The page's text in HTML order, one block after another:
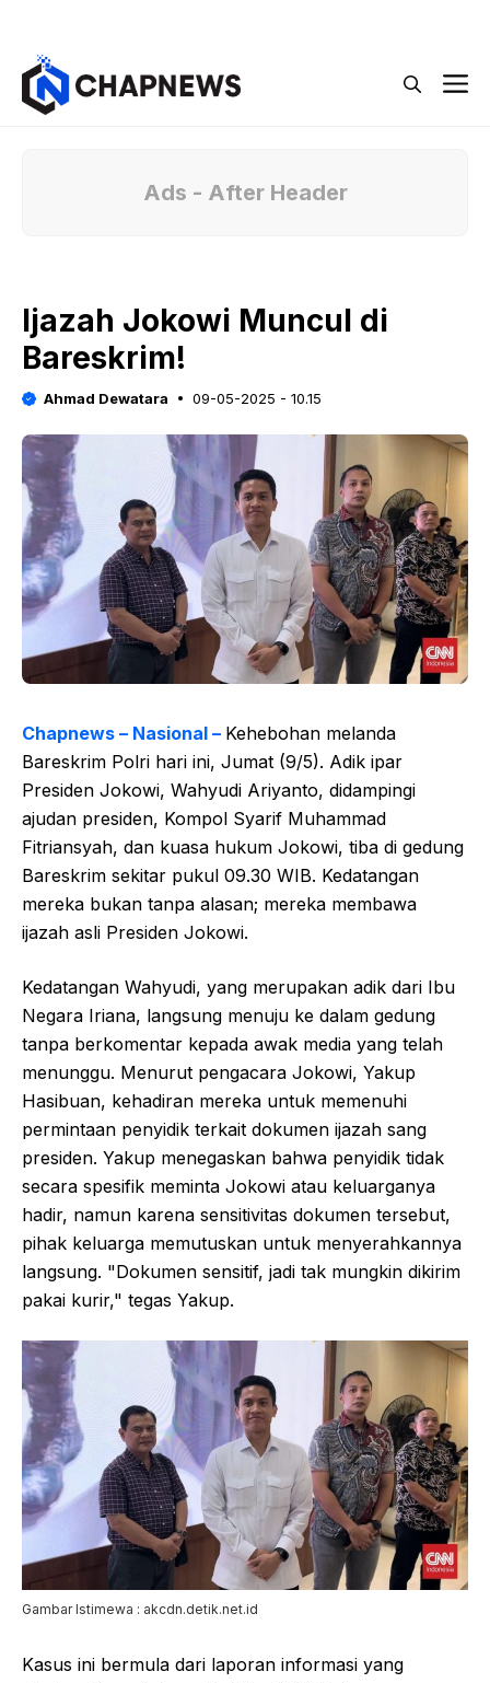
Ads - After Header
Ijazah Jokowi Muncul di
Bareskrim!
Ahmad Dewatara 09-05-2025 - 10.15
Chapnews – Nasional – Kehebohan melanda
Bareskrim Polri hari ini, Jumat (9/5). Adik ipar
Presiden Jokowi, Wahyudi Ariyanto, didampingi
ajudan presiden, Kompol Syarif Muhammad
Fitriansyah, dan kuasa hukum Jokowi, tiba di gedung
Bareskrim sekitar pukul 09.30 WIB. Kedatangan
mereka bukan tanpa alasan; mereka membawa
ijazah asli Presiden Jokowi.
Kedatangan Wahyudi, yang merupakan adik dari Ibu
Negara Iriana, langsung menuju ke dalam gedung
tanpa berkomentar kepada awak media yang telah
menunggu. Menurut pengacara Jokowi, Yakup
Hasibuan, kehadiran mereka untuk memenuhi
permintaan penyidik terkait dokumen ijazah sang
presiden. Yakup menegaskan bahwa penyidik tidak
secara spesifik meminta Jokowi atau keluarganya
hadir, namun karena sensitivitas dokumen tersebut,
pihak keluarga memutuskan untuk menyerahkannya
langsung. "Dokumen sensitif, jadi tak mungkin dikirim
pakai kurir," tegas Yakup.
Gambar Istimewa : akcdn.detik.net.id
Kasus ini bermula dari laporan informasi yang